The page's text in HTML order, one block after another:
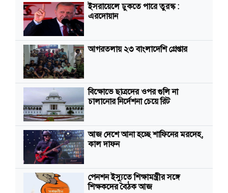
ইসরায়েলে ঢুকতে পারে তুরস্ক :
এরদোয়ান
আগরতলায় ২৩ বাংলাদেশি গ্রেপ্তার
বিক্ষোভে ছাত্রদের ওপর গুলি না
চালানোর নির্দেশনা চেয়ে রিট
আজ দেশে আনা হচ্ছে শাফিনের মরদেহ,
কাল দাফন
পেনশন ইস্যুতে শিক্ষামন্ত্রীর সঙ্গে
শিক্ষকদের বৈঠক আজ